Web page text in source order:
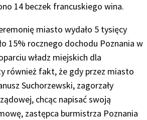
14 beczek francuskiego wina.
miasto wydało 5 tysięcy
15% rocznego dochodu Poznania w
władz miejskich dla
również fakt, że gdy przez miasto
Suchorzewski, zagorzały
chcąc napisać swoją
zastępca burmistrza Poznania